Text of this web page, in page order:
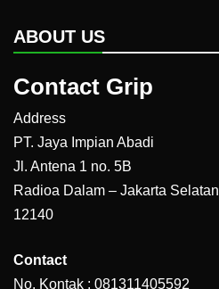
ABOUT US
Contact Grip
Address
PT. Jaya Impian Abadi
Jl. Antena 1 no. 5B
Radioa Dalam – Jakarta Selatan
12140
Contact
No. Kontak : 081311405592